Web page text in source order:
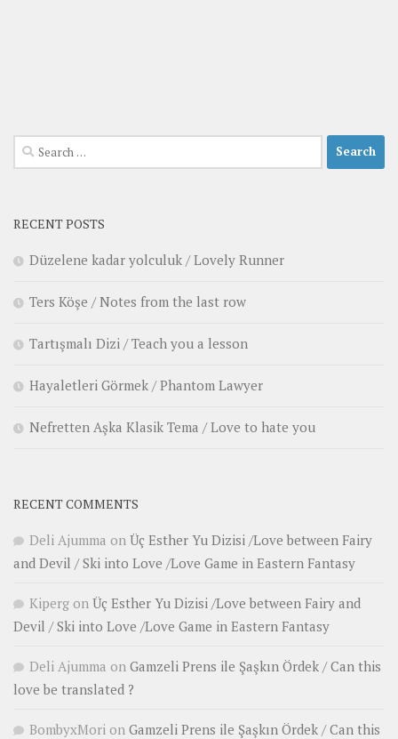
Search
for:
RECENT POSTS
Düzelene kadar yolculuk / Lovely Runner
Ters Köşe / Notes from the last row
Tartışmalı Dizi / Teach you a lesson
Hayaletleri Görmek / Phantom Lawyer
Nefretten Aşka Klasik Tema / Love to hate you
RECENT COMMENTS
Deli Ajumma on Üç Esther Yu Dizisi /Love between Fairy
and Devil / Ski into Love /Love Game in Eastern Fantasy
Kiperg on Üç Esther Yu Dizisi /Love between Fairy and
Devil / Ski into Love /Love Game in Eastern Fantasy
Deli Ajumma on Gamzeli Prens ile Şaşkın Ördek / Can this
love be translated ?
BombyxMori on Gamzeli Prens ile Şaşkın Ördek / Can this